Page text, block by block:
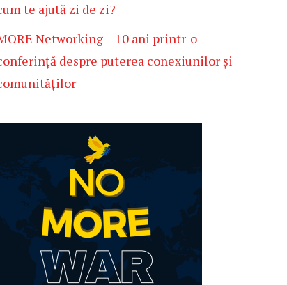
te ajută zi de zi?
Networking – 10 ani printr-o
despre puterea conexiunilor și